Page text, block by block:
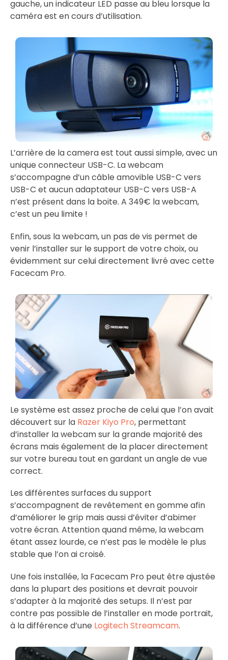
gauche, un indicateur LED passe au bleu lorsque la
caméra est en cours d’utilisation.
L’arrière de la camera est tout aussi simple, avec un
unique connecteur USB-C. La webcam
s’accompagne d’un câble amovible USB-C vers
USB-C et aucun adaptateur USB-C vers USB-A
n’est présent dans la boite. A 349€ la webcam,
c’est un peu limite !
Enfin, sous la webcam, un pas de vis permet de
venir l’installer sur le support de votre choix, ou
évidemment sur celui directement livré avec cette
Facecam Pro.
Le système est assez proche de celui que l’on avait
découvert sur la Razer Kiyo Pro, permettant
d’installer la webcam sur la grande majorité des
écrans mais également de la placer directement
sur votre bureau tout en gardant un angle de vue
correct.
Les différentes surfaces du support
s’accompagnent de revêtement en gomme afin
d’améliorer le grip mais aussi d’éviter d’abimer
votre écran. Attention quand même, la webcam
étant assez lourde, ce n’est pas le modèle le plus
stable que l’on ai croisé.
Une fois installée, la Facecam Pro peut être ajustée
dans la plupart des positions et devrait pouvoir
s’adapter à la majorité des setups. Il n’est par
contre pas possible de l’installer en mode portrait,
à la différence d’une Logitech Streamcam.